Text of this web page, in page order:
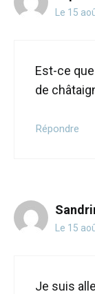
Le 15
Est-ce
de
Répondre
Le 15
Je suis